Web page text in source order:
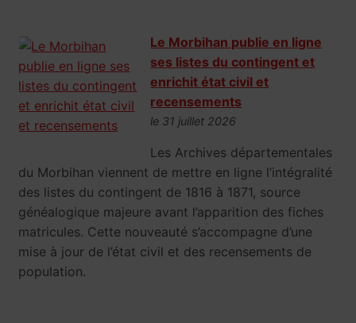
Le Morbihan publie en ligne
ses listes du contingent et
enrichit état civil et
recensements
le 31 juillet 2026
Les Archives départementales
du Morbihan viennent de mettre en ligne l’intégralité
des listes du contingent de 1816 à 1871, source
généalogique majeure avant l’apparition des fiches
matricules. Cette nouveauté s’accompagne d’une
mise à jour de l’état civil et des recensements de
population.